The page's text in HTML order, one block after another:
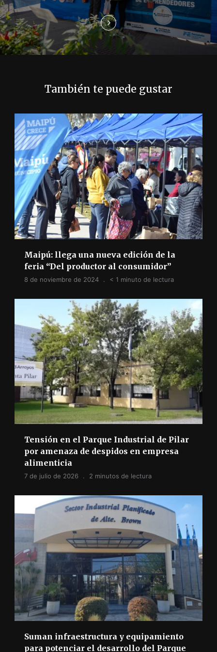
n
t
r
También te puede gustar
Maipú: llega una nueva edición de la
feria “Del productor al consumidor”
8 de noviembre de 2024 < 1 minuto de lectura
Tensión en el Parque Industrial de Pilar
por amenaza de despidos en empresa
alimenticia
7 de julio de 2026 2 minutos de lectura
Suman infraestructura y equipamiento
para potenciar el desarrollo del Parque